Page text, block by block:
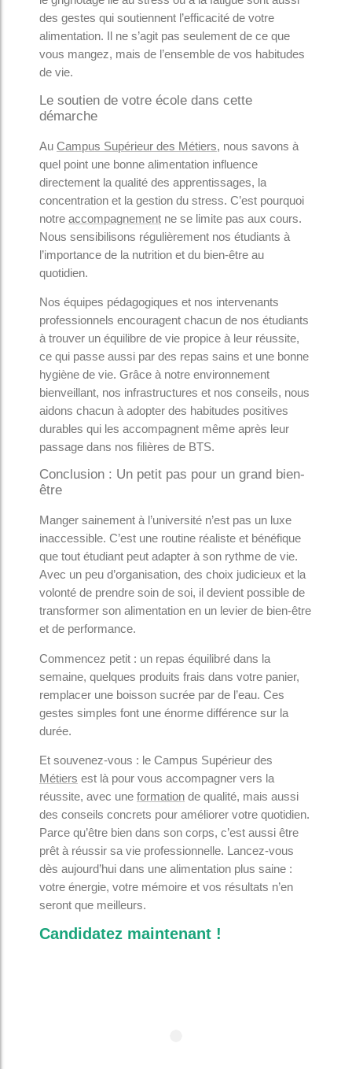
des gestes qui soutiennent l’efficacité de votre
alimentation. Il ne s’agit pas seulement de ce que
vous mangez, mais de l’ensemble de vos habitudes
de vie.
Le soutien de votre école dans cette
démarche
Au Campus Supérieur des Métiers, nous savons à
quel point une bonne alimentation influence
directement la qualité des apprentissages, la
concentration et la gestion du stress. C’est pourquoi
notre accompagnement ne se limite pas aux cours.
Nous sensibilisons régulièrement nos étudiants à
l’importance de la nutrition et du bien-être au
quotidien.
Nos équipes pédagogiques et nos intervenants
professionnels encouragent chacun de nos étudiants
à trouver un équilibre de vie propice à leur réussite,
ce qui passe aussi par des repas sains et une bonne
hygiène de vie. Grâce à notre environnement
bienveillant, nos infrastructures et nos conseils, nous
aidons chacun à adopter des habitudes positives
durables qui les accompagnent même après leur
passage dans nos filières de BTS.
Conclusion : Un petit pas pour un grand bien-
être
Manger sainement à l’université n’est pas un luxe
inaccessible. C’est une routine réaliste et bénéfique
que tout étudiant peut adapter à son rythme de vie.
Avec un peu d’organisation, des choix judicieux et la
volonté de prendre soin de soi, il devient possible de
transformer son alimentation en un levier de bien-être
et de performance.
Commencez petit : un repas équilibré dans la
semaine, quelques produits frais dans votre panier,
remplacer une boisson sucrée par de l’eau. Ces
gestes simples font une énorme différence sur la
durée.
Et souvenez-vous : le Campus Supérieur des
Métiers est là pour vous accompagner vers la
réussite, avec une formation de qualité, mais aussi
des conseils concrets pour améliorer votre quotidien.
Parce qu’être bien dans son corps, c’est aussi être
prêt à réussir sa vie professionnelle. Lancez-vous
dès aujourd’hui dans une alimentation plus saine :
votre énergie, votre mémoire et vos résultats n’en
seront que meilleurs.
Candidatez maintenant !